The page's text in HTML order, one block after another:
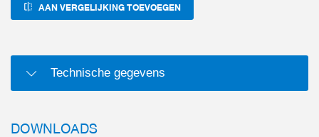
AAN VERGELIJKING TOEVOEGEN
Technische gegevens
DOWNLOADS